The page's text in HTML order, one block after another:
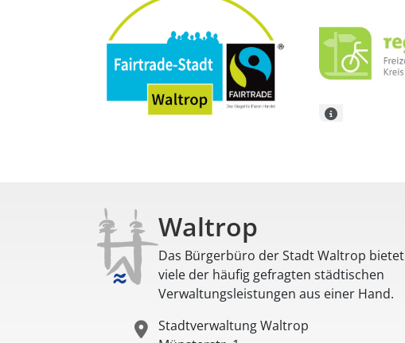
Waltrop
Das Bürgerbüro der Stadt Waltrop
viele der häufig gefragten städtischen
Verwaltungsleistungen aus einer Hand.
Stadtverwaltung Waltrop